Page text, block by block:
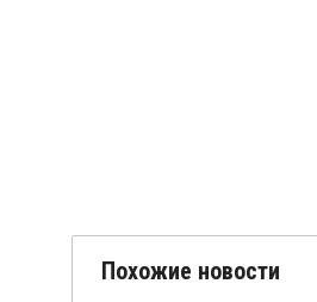
Похожие новости